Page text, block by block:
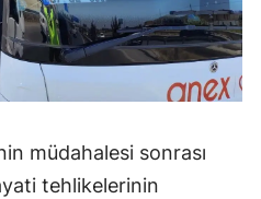
müdahalesi sonrası
tehlikelerinin